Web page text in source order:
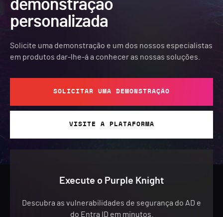
demonstração
personalizada
Solicite uma demonstração e um dos nossos especialistas
em produtos dar-lhe-á a conhecer as nossas soluções.
SOLICITAR UMA DEMONSTRAÇÃO
VISITE A PLATAFORMA
Execute o Purple Knight
Descubra as vulnerabilidades de segurança do AD e
do Entra ID em minutos.